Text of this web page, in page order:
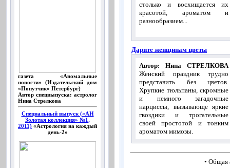
газета «Аномальные
новости» (Издательский дом
«Попутчик» Петербург)
Автор спецвыпуска: астролог
Нина Стрелкова
Специальный выпуск («АН
Золотая коллекция» №1,
2011) «Астрология на каждый
день-2»
столько и восхищается их
красотой, ароматом и
разнообразием...
Дарите женщинам цветы
Автор: Нина СТРЕЛКОВА
Женский праздник трудно
представить без цветов.
Хрупкие тюльпаны, скромные
и немного загадочные
нарциссы, вызывающе яркие
гвоздики и трогательные
своей простотой и тонким
ароматом мимозы.
• Общая